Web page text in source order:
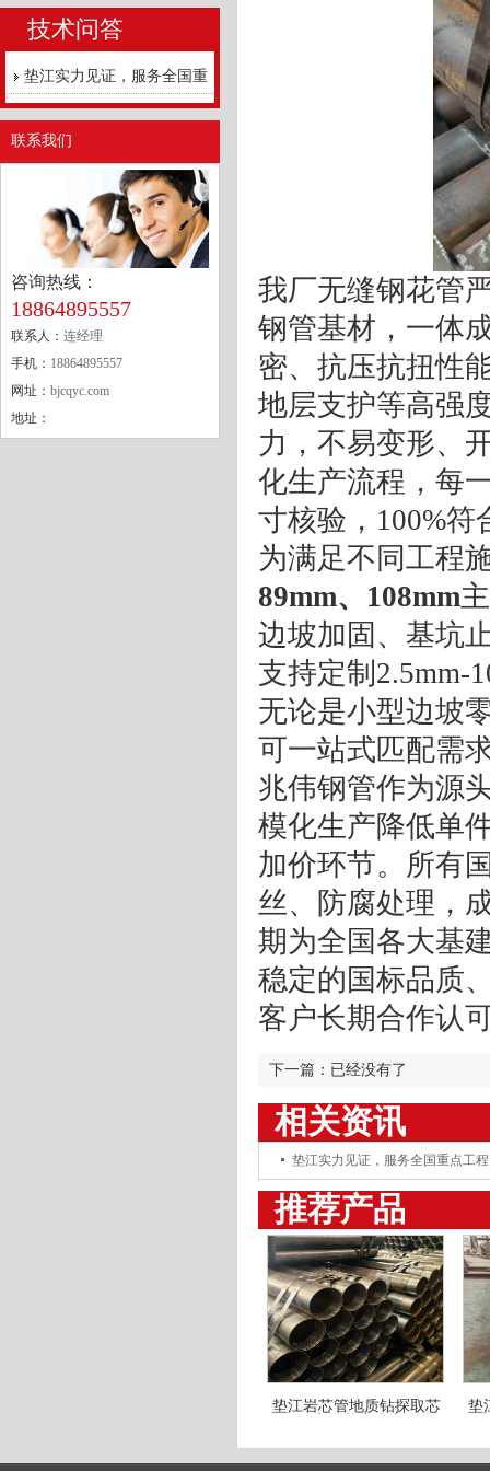
技术问答
垫江实力见证，服务全国重
点工程
联系我们
咨询热线：
18864895557
联系人： 连经理
手机： 18864895557
网址： bjcqyc.com
地址：
我厂无缝钢花管
钢管基材，一体
密、抗压抗扭性
地层支护等高强
力，不易变形、
化生产流程，每
寸核验，100%符
为满足不同工程
89mm、108mm
边坡加固、基坑
支持定制2.5mm-
无论是小型边坡
可一站式匹配需
兆伟钢管作为源
模化生产降低单
加价环节。所有
丝、防腐处理，
期为全国各大基
稳定的国标品质
客户长期合作认
下一篇：已经没有了
相关资讯
垫江实力见证，服务全国重点工程
推荐产品
垫江岩芯管地质钻探取芯
垫